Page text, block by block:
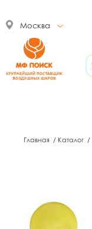
Москва
Главная / Каталог /